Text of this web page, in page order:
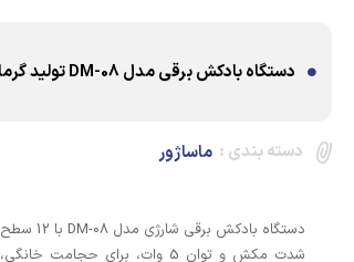
دستگاه بادکش برقی مدل DM-08 تولید گرما
دسته بندی : ماساژور
دستگاه بادکش برقی شارژی مدل DM-08 با 12 سطح
شدت مکش و توان 5 وات، برای حجامت خانگی،